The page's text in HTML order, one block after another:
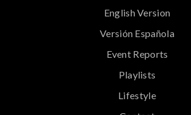
English Version
Versión Española
Event Reports
Playlists
Lifestyle